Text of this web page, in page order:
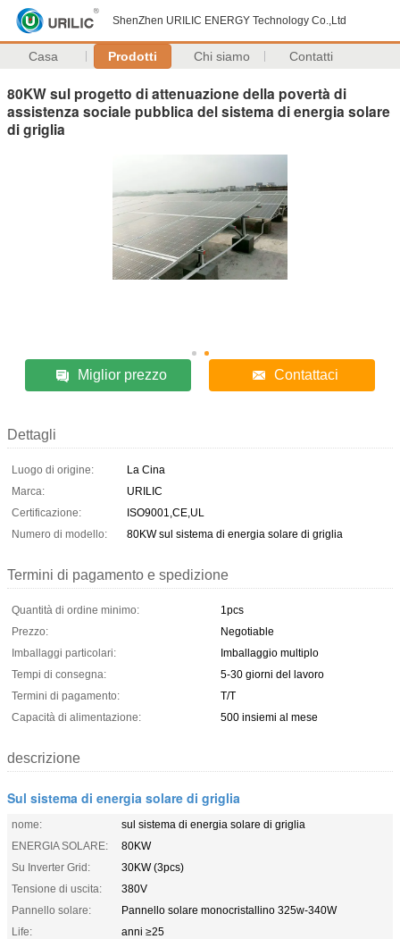
ShenZhen URILIC ENERGY Technology Co.,Ltd
Casa Prodotti Chi siamo Contatti
80KW sul progetto di attenuazione della povertà di
assistenza sociale pubblica del sistema di energia solare
di griglia
Miglior prezzo Contattaci
Dettagli
Luogo di origine:
La Cina
Marca:
URILIC
Certificazione:
ISO9001,CE,UL
Numero di modello:
80KW sul sistema di energia solare di griglia
Termini di pagamento e spedizione
Quantità di ordine minimo:
1pcs
Prezzo:
Negotiable
Imballaggi particolari:
Imballaggio multiplo
Tempi di consegna:
5-30 giorni del lavoro
Termini di pagamento:
T/T
Capacità di alimentazione:
500 insiemi al mese
descrizione
Sul sistema di energia solare di griglia
nome:
sul sistema di energia solare di griglia
ENERGIA SOLARE:
80KW
Su Inverter Grid:
30KW (3pcs)
Tensione di uscita:
380V
Pannello solare:
Pannello solare monocristallino 325w-340W
Life:
anni ≥25